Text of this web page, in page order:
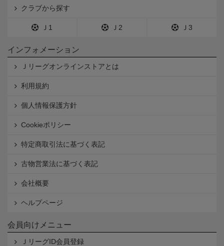
クラブから探す
Ｊ1 Ｊ2 Ｊ3
インフォメーション
Ｊリーグオンラインストアとは
利用規約
個人情報保護方針
Cookieポリシー
特定商取引法に基づく表記
古物営業法に基づく表記
会社概要
ヘルプページ
会員向けメニュー
ＪリーグID会員登録